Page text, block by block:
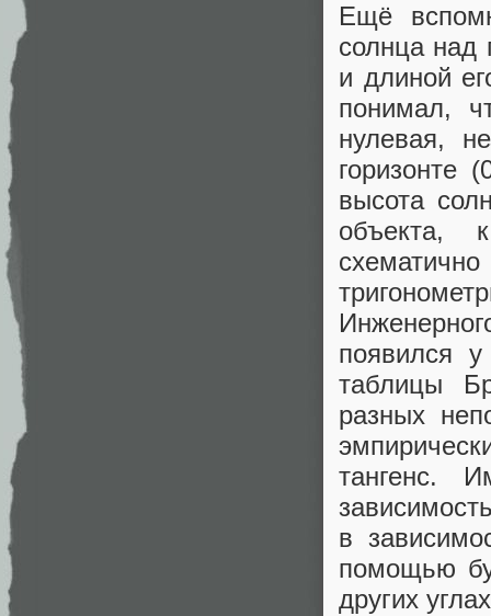
Ещё
солнца над
и длиной
понимал,
нулевая,
горизонте
высота
объекта,
появился
таблицы
разных
тангенс.
в
помощью
других